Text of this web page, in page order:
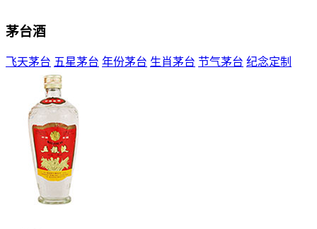
茅台酒
飞天茅台 五星茅台 年份茅台 生肖茅台 节气茅台 纪念定制